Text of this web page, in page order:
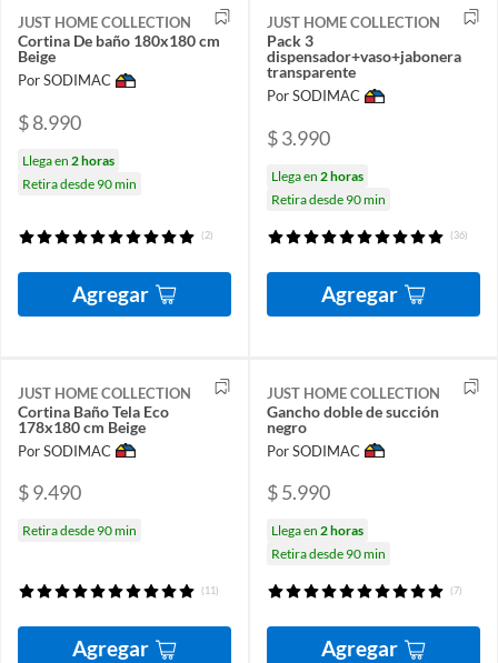
JUST HOME COLLECTION
Cortina De baño 180x180 cm
Beige
Por SODIMAC
$ 8.990
Llega en 2 horas
Retira desde 90 min
(2)
Agregar
JUST HOME COLLECTION
Pack 3
dispensador+vaso+jabonera
transparente
Por SODIMAC
$ 3.990
Llega en 2 horas
Retira desde 90 min
(36)
Agregar
JUST HOME COLLECTION
Cortina Baño Tela Eco
178x180 cm Beige
Por SODIMAC
$ 9.490
Retira desde 90 min
(11)
Agregar
JUST HOME COLLECTION
Gancho doble de succión
negro
Por SODIMAC
$ 5.990
Llega en 2 horas
Retira desde 90 min
(7)
Agregar